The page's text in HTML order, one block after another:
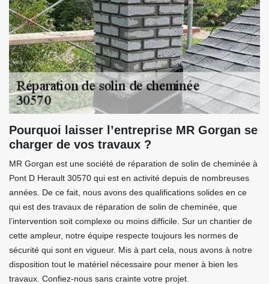
Pourquoi laisser l’entreprise MR Gorgan se
charger de vos travaux ?
MR Gorgan est une société de réparation de solin de cheminée à
Pont D Herault 30570 qui est en activité depuis de nombreuses
années. De ce fait, nous avons des qualifications solides en ce
qui est des travaux de réparation de solin de cheminée, que
l’intervention soit complexe ou moins difficile. Sur un chantier de
cette ampleur, notre équipe respecte toujours les normes de
sécurité qui sont en vigueur. Mis à part cela, nous avons à notre
disposition tout le matériel nécessaire pour mener à bien les
travaux. Confiez-nous sans crainte votre projet.